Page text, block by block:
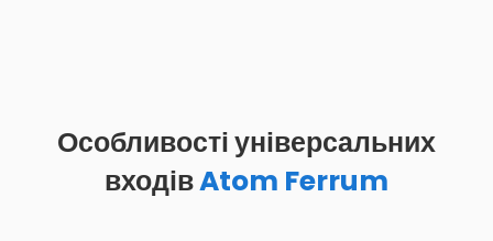
Особливості універсальних
входівAtom Ferrum